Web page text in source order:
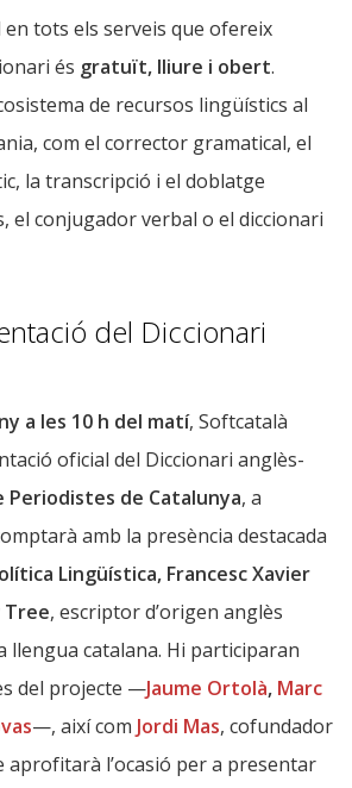
tots els serveis que ofereix
és gratuït, lliure i obert.
de recursos lingüístics al
com el corrector gramatical, el
la transcripció i el doblatge
el conjugador verbal o el diccionari
del Diccionari
a les 10 h del matí, Softcatalà
oficial del Diccionari anglès-
Periodistes de Catalunya, a
amb la presència destacada
Lingüística, Francesc Xavier
, escriptor d’origen anglès
llengua catalana. Hi participaran
del projecte —Jaume Ortolà, Marc
—, així com Jordi Mas, cofundador
aprofitarà l’ocasió per a presentar